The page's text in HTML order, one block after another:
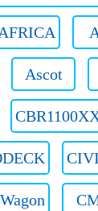
AFRICA
Ascot